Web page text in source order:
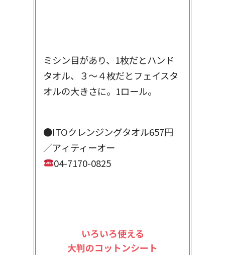
ミシン目があり、1枚だとハンド
タオル、３～４枚だとフェイスタ
オルの大きさに。1ロール。
●ITOクレンジングタオル657円
／アィティーオー
04-7170-0825
いろいろ使える
大判のコットンシート